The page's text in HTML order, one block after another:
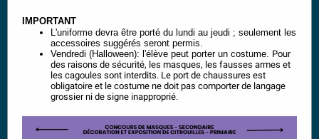
IMPORTANT
L'uniforme devra être porté du lundi au jeudi ; seulement les
accessoires suggérés seront permis.
Vendredi (Halloween): l'élève peut porter un costume. Pour
des raisons de sécurité, les masques, les fausses armes et
les cagoules sont interdits. Le port de chaussures est
obligatoire et le costume ne doit pas comporter de langage
grossier ni de signe inapproprié.